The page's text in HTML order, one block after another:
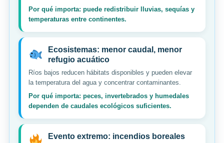
Por qué importa: puede redistribuir lluvias, sequías y
temperaturas entre continentes.
Ecosistemas: menor caudal, menor
refugio acuático
Ríos bajos reducen hábitats disponibles y pueden elevar
la temperatura del agua y concentrar contaminantes.
Por qué importa: peces, invertebrados y humedales
dependen de caudales ecológicos suficientes.
Evento extremo: incendios boreales